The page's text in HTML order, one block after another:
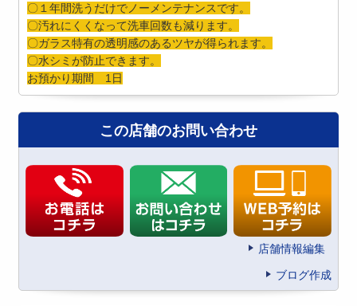
〇１年間洗うだけでノーメンテナンスです。
〇汚れにくくなって洗車回数も減ります。
〇ガラス特有の透明感のあるツヤが得られます。
〇水シミが防止できます。
お預かり期間 1日
この店舗のお問い合わせ
店舗情報編集
ブログ作成